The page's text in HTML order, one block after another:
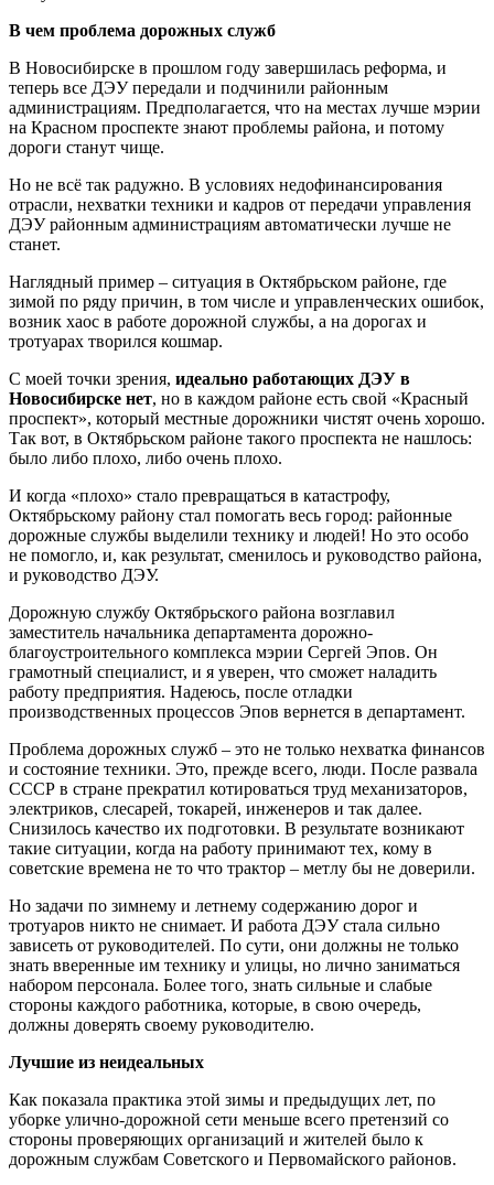
В чем проблема дорожных служб
В Новосибирске в прошлом году завершилась реформа, и
теперь все ДЭУ передали и подчинили районным
администрациям. Предполагается, что на местах лучше мэрии
на Красном проспекте знают проблемы района, и потому
дороги станут чище.
Но не всё так радужно. В условиях недофинансирования
отрасли, нехватки техники и кадров от передачи управления
ДЭУ районным администрациям автоматически лучше не
станет.
Наглядный пример – ситуация в Октябрьском районе, где
зимой по ряду причин, в том числе и управленческих ошибок,
возник хаос в работе дорожной службы, а на дорогах и
тротуарах творился кошмар.
С моей точки зрения, идеально работающих ДЭУ в
Новосибирске нет, но в каждом районе есть свой «Красный
проспект», который местные дорожники чистят очень хорошо.
Так вот, в Октябрьском районе такого проспекта не нашлось:
было либо плохо, либо очень плохо.
И когда «плохо» стало превращаться в катастрофу,
Октябрьскому району стал помогать весь город: районные
дорожные службы выделили технику и людей! Но это особо
не помогло, и, как результат, сменилось и руководство района,
и руководство ДЭУ.
Дорожную службу Октябрьского района возглавил
заместитель начальника департамента дорожно-
благоустроительного комплекса мэрии Сергей Эпов. Он
грамотный специалист, и я уверен, что сможет наладить
работу предприятия. Надеюсь, после отладки
производственных процессов Эпов вернется в департамент.
Проблема дорожных служб – это не только нехватка финансов
и состояние техники. Это, прежде всего, люди. После развала
СССР в стране прекратил котироваться труд механизаторов,
электриков, слесарей, токарей, инженеров и так далее.
Снизилось качество их подготовки. В результате возникают
такие ситуации, когда на работу принимают тех, кому в
советские времена не то что трактор – метлу бы не доверили.
Но задачи по зимнему и летнему содержанию дорог и
тротуаров никто не снимает. И работа ДЭУ стала сильно
зависеть от руководителей. По сути, они должны не только
знать вверенные им технику и улицы, но лично заниматься
набором персонала. Более того, знать сильные и слабые
стороны каждого работника, которые, в свою очередь,
должны доверять своему руководителю.
Лучшие из неидеальных
Как показала практика этой зимы и предыдущих лет, по
уборке улично-дорожной сети меньше всего претензий со
стороны проверяющих организаций и жителей было к
дорожным службам Советского и Первомайского районов.